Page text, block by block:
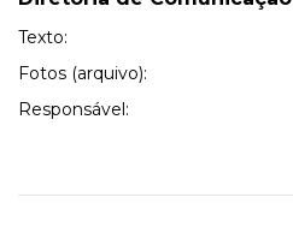
Texto:
Fotos (arquivo):
Responsável: